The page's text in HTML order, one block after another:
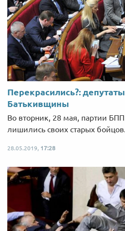
Перекрасились?:
Батькивщины
Во вторник, 28 мая, партии
лишились своих старых бойцов.
28.05.2019, 17:28